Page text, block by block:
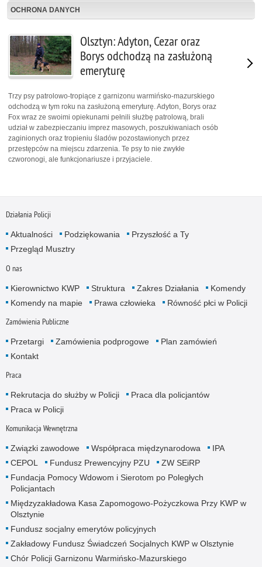
OCHRONA DANYCH
Olsztyn: Adyton, Cezar oraz
Borys odchodzą na zasłużoną
emeryturę
Trzy psy patrolowo-tropiące z garnizonu warmińsko-mazurskiego
odchodzą w tym roku na zasłużoną emeryturę. Adyton, Borys oraz
Fox wraz ze swoimi opiekunami pełnili służbę patrolową, brali
udział w zabezpieczaniu imprez masowych, poszukiwaniach osób
zaginionych oraz tropieniu śladów pozostawionych przez
przestępców na miejscu zdarzenia. Te psy to nie zwykłe
czworonogi, ale funkcjonariusze i przyjaciele.
Działania Policji
Aktualności Podziękowania
Przyszłość a Ty
Przegląd Musztry
O nas
Kierownictwo KWP Struktura Zakres Działania
Komendy
Komendy na mapie
Prawa człowieka Równość płci w Policji
Zamówienia Publiczne
Przetargi Zamówienia podprogowe
Plan zamówień
Kontakt
Praca
Rekrutacja do służby w Policji
Praca dla policjantów
Praca w Policji
Komunikacja Wewnętrzna
Związki zawodowe Współpraca międzynarodowa
IPA
CEPOL
Fundusz Prewencyjny PZU
ZW SEiRP
Fundacja Pomocy Wdowom i Sierotom po Poległych
Policjantach
Międzyzakładowa Kasa Zapomogowo-Pożyczkowa Przy KWP w
Olsztynie
Fundusz socjalny emerytów policyjnych
Zakładowy Fundusz Świadczeń Socjalnych KWP w Olsztynie
Chór Policji Garnizonu Warmińsko-Mazurskiego